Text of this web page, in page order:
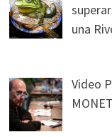
una
Video